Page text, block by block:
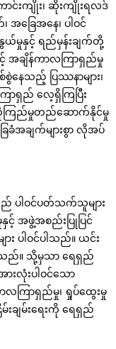
းကျိုး၊ ဆိုးကျိုးရလဒ်
အခြေအနေ၊ ပါဝင်
ယ်မှုနှင့် ရည်မှန်းချက်တို့
အချိန်ကာလကြာရှည်မှု
နေသည့် ပြဿနာများ၊
ြာရှည် လေ့ရှိကြပြီး
ယုံကြည်မှုတည်ဆောက်နိုင်မှု
ချက်များစွာ လိုအပ်
ပါဝင်ပတ်သက်သူများ
င့် အဖွဲ့အစည်းပြုပြင်
း ပါဝင်ပါသည်။ ယင်း
ါသည်။ သို့မှသာ ရေရှည်
းလုံးပါဝင်သော
ာလကြာရှည်မှု၊ ရှုပ်ထွေးမှု
ချမ်းရေးကို ရေရှည်